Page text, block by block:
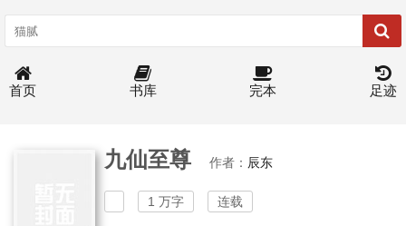
首页 书库 完本 足迹
九仙至尊 作者： 辰东
1 万字 连载